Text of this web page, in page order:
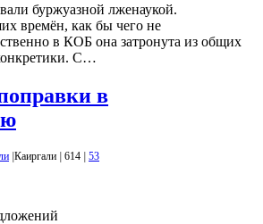
буржуазной лженаукой.
времён, как бы чего не
в КОБ она затронута из общих
С…
в
|Каиргали | 614 | 53